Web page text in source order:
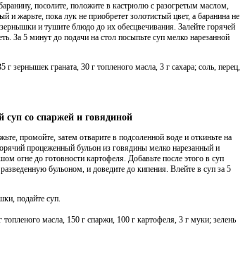
посолите, положите в кастрюлю с разогретым маслом,
и жарьте, пока лук не приобретет золотистый цвет, а баранина не
и тушите блюдо до их обесцвечивания. Залейте горячей
За 5 минут до подачи на стол посыпьте суп мелко нарезанной
зернышек граната, 30 г топленого масла, 3 г сахара; соль, перец,
со спаржей и говядиной
промойте, затем отварите в подсоленной воде и откиньте на
процеженный бульон из говядины мелко нарезанный и
огне до готовности картофеля. Добавьте после этого в суп
бульоном, и доведите до кипения. Влейте в суп за 5
подайте суп.
масла, 150 г спаржи, 100 г картофеля, 3 г муки; зелень